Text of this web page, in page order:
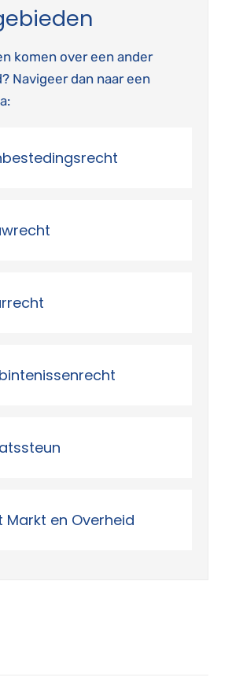
komen over een ander
Navigeer dan naar een
Markt en Overheid